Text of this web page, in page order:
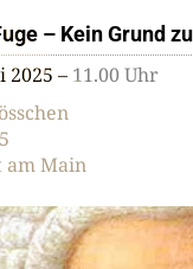
– Kein Grund
2025 – 11.00 Uhr
am Main